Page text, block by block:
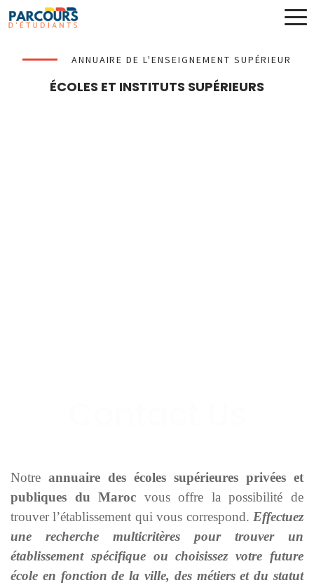
ANNUAIRE DE L'ENSEIGNEMENT SUPÉRIEUR
ÉCOLES ET INSTITUTS SUPÉRIEURS
Notre annuaire des écoles supérieures privées et
publiques du Maroc vous offre la possibilité de
trouver l’établissement qui vous correspond. Effectuez
une recherche multicritères pour trouver un
établissement spécifique ou choisissez votre future
école en fonction de la ville, des métiers et du statut